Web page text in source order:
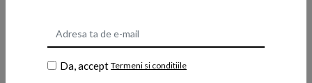
Da, accept Termeni si conditiile
Retur